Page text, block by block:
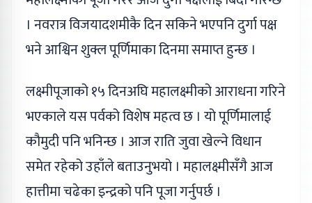
। नवरात्र विजयादशमीकै दिन सकिने भएपनि दुर्गा पक्ष
भने आश्विन शुक्ल पूर्णिमाका दिनमा समाप्त हुन्छ ।
लक्ष्मीपूजाको १५ दिनअघि महालक्ष्मीको आराधना गरिने
भएकाले यस पर्वको विशेष महत्व छ । यो पूर्णिमालाई
कौमुदी पनि भनिन्छ । आज राति जुवा खेल्ने विधान
समेत रहेको उहाँले बताउनुभयो । महालक्ष्मीसँगै आज
हात्तीमा चढेका इन्द्रको पनि पूजा गर्नुपर्छ ।